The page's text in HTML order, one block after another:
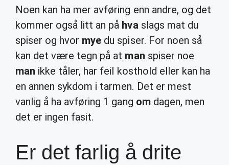
Noen kan ha mer avføring enn andre, og det
kommer også litt an på hvaslags mat du
spiser og hvor mye du spiser. For noen så
kan det være tegn på at man spiser noe
man ikke tåler, har feil kosthold eller kan ha
en annen sykdom i tarmen. Det er mest
vanlig å ha avføring 1 gang omdagen, men
det er ingen fasit.
Er det farlig å drite